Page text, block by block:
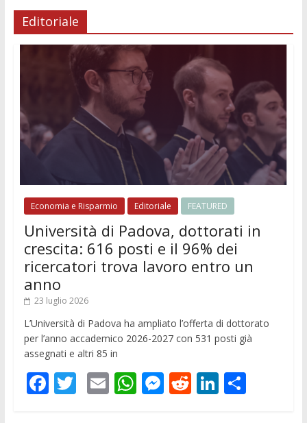
Editoriale
Economia e Risparmio Editoriale FEATURED
Università di Padova, dottorati in
crescita: 616 posti e il 96% dei
ricercatori trova lavoro entro un
anno
23 luglio 2026
L’Università di Padova ha ampliato l’offerta di dottorato
per l’anno accademico 2026-2027 con 531 posti già
assegnati e altri 85 in
F T E W M R Li C